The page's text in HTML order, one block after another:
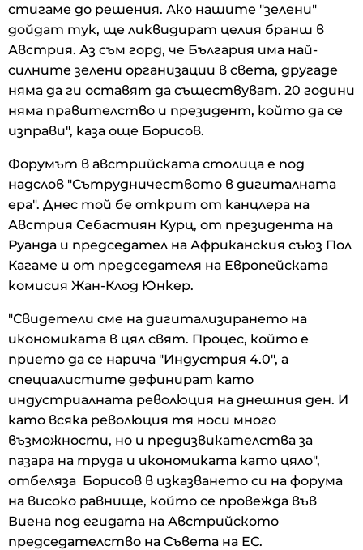
стигаме до решения. Ако нашите "зелени"
дойдат тук, ще ликвидират целия бранш в
Австрия. Аз съм горд, че България има най-
силните зелени организации в света, другаде
няма да ги оставят да съществуват. 20 години
няма правителство и президент, който да се
изправи", каза още Борисов.
Форумът в австрийската столица е под
надслов "Сътрудничеството в дигиталната
ера". Днес той бе открит от канцлера на
Австрия Себастиян Курц, от президента на
Руанда и председател на Африканския съюз Пол
Кагаме и от председателя на Европейската
комисия Жан-Клод Юнкер.
"Свидетели сме на дигитализирането на
икономиката в цял свят. Процес, който е
прието да се нарича "Индустрия 4.0", а
специалистите дефинират като
индустриалната революция на днешния ден. И
като всяка революция тя носи много
възможности, но и предизвикателства за
пазара на труда и икономиката като цяло",
отбеляза Борисов в изказването си на форума
на високо равнище, който се провежда във
Виена под егидата на Австрийското
председателство на Съвета на ЕС.